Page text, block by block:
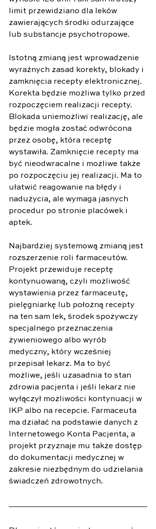
limit przewidziano dla leków
zawierających środki odurzające
lub substancje psychotropowe.
Istotną zmianą jest wprowadzenie
wyraźnych zasad korekty, blokady i
zamknięcia recepty elektronicznej.
Korekta będzie możliwa tylko przed
rozpoczęciem realizacji recepty.
Blokada uniemożliwi realizację, ale
będzie mogła zostać odwrócona
przez osobę, która receptę
wystawiła. Zamknięcie recepty ma
być nieodwracalne i możliwe także
po rozpoczęciu jej realizacji. Ma to
ułatwić reagowanie na błędy i
nadużycia, ale wymaga jasnych
procedur po stronie placówek i
aptek.
Najbardziej systemową zmianą jest
rozszerzenie roli farmaceutów.
Projekt przewiduje receptę
kontynuowaną, czyli możliwość
wystawienia przez farmaceutę,
pielęgniarkę lub położną recepty
na ten sam lek, środek spożywczy
specjalnego przeznaczenia
żywieniowego albo wyrób
medyczny, który wcześniej
przepisał lekarz. Ma to być
możliwe, jeśli uzasadnia to stan
zdrowia pacjenta i jeśli lekarz nie
wyłączył możliwości kontynuacji w
IKP albo na recepcie. Farmaceuta
ma działać na podstawie danych z
Internetowego Konta Pacjenta, a
projekt przyznaje mu także dostęp
do dokumentacji medycznej w
zakresie niezbędnym do udzielania
świadczeń zdrowotnych.